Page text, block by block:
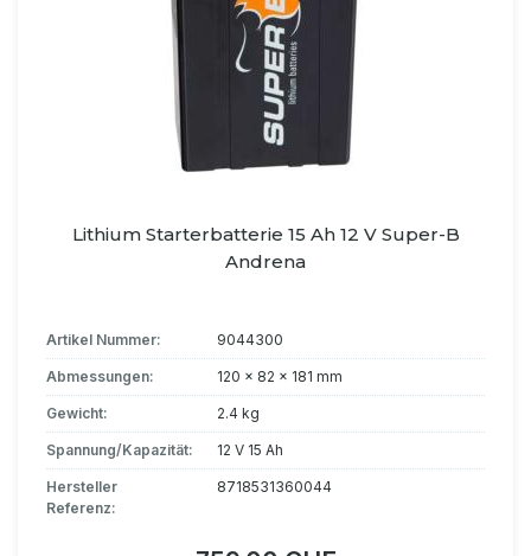
Lithium Starterbatterie 15 Ah 12 V Super-B
Andrena
Artikel Nummer: 9044300
Abmessungen: 120 x 82 x 181 mm
Gewicht: 2.4 kg
Spannung/Kapazität: 12 V 15 Ah
Hersteller
Referenz:
8718531360044